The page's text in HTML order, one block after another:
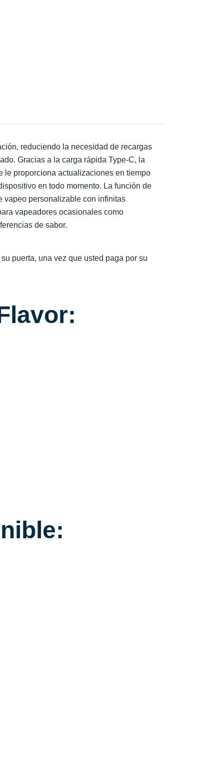
reduciendo la necesidad de recargas
Gracias a la carga rápida Type-C, la
le proporciona actualizaciones en tiempo
en todo momento. La función de
vapeo personalizable con infinitas
vapeadores ocasionales como
de sabor.
puerta, una vez que usted paga por su